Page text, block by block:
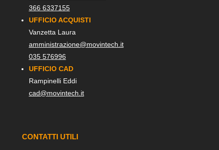
366 6337155
UFFICIO ACQUISTI
Vanzetta Laura
amministrazione@movintech.it
035 576996
UFFICIO CAD
Rampinelli Eddi
cad@movintech.it
CONTATTI UTILI